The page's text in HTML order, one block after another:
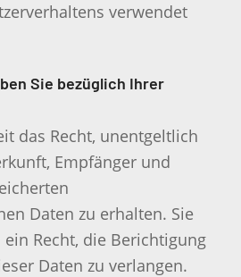
verwendet
Sie bezüglich Ihrer
das Recht, unentgeltlich
Empfänger und
Daten zu erhalten. Sie
Recht, die Berichtigung
Daten zu verlangen.